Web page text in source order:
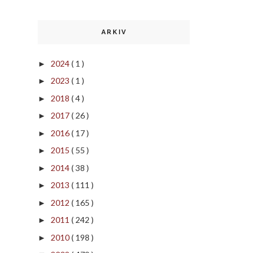
ARKIV
► 2024( 1 )
► 2023 ( 1 )
► 2018 ( 4 )
► 2017( 26 )
► 2016( 17 )
► 2015 ( 55 )
► 2014( 38 )
► 2013 ( 111 )
► 2012 ( 165 )
► 2011 ( 242 )
► 2010( 198 )